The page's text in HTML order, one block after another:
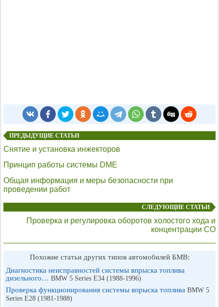
ПРЕДЫДУЩИЕ СТАТЬИ
Снятие и установка инжекторов
Принцип работы системы DME
Общая информация и меры безопасности при
проведении работ
СЛЕДУЮЩИЕ СТАТЬИ
Проверка и регулировка оборотов холостого хода и
концентрации СО
Похожие статьи других типов автомобилей БМВ:
Диагностика неисправностей системы впрыска топлива
дизельного… BMW 5 Series E34 (1988-1996)
Проверка функционирования системы впрыска топлива BMW 5
Series E28 (1981-1988)